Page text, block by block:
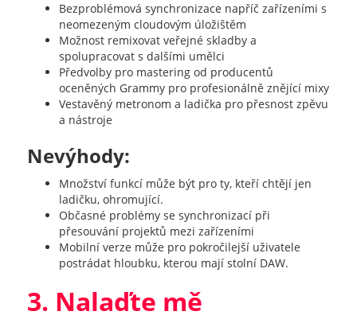
Bezproblémová synchronizace napříč zařízeními s
neomezeným cloudovým úložištěm
Možnost remixovat veřejné skladby a
spolupracovat s dalšími umělci
Předvolby pro mastering od producentů
oceněných Grammy pro profesionálně znějící mixy
Vestavěný metronom a ladička pro přesnost zpěvu
a nástroje
Nevýhody:
Množství funkcí může být pro ty, kteří chtějí jen
ladičku, ohromující.
Občasné problémy se synchronizací při
přesouvání projektů mezi zařízeními
Mobilní verze může pro pokročilejší uživatele
postrádat hloubku, kterou mají stolní DAW.
3. Nalaďte mě